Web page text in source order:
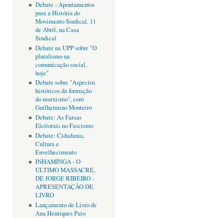
Debate - Apontamentos
para a História do
Movimento Sindical, 11
de Abril, na Casa
Sindical
Debate na UPP sobre "O
pluralismo na
comunicação social,
hoje"
Debate sobre "Aspectos
históricos da formação
do marxismo", com
Guilhermino Monteiro
Debate: As Farsas
Eleitorais no Fascismo
Debate: Cidadania,
Cultura e
Envelhecimento
INHAMINGA - O
ÚLTIMO MASSACRE,
DE JORGE RIBEIRO -
APRESENTAÇÃO DE
LIVRO
Lançamento de Livro de
Ana Henriques Pato